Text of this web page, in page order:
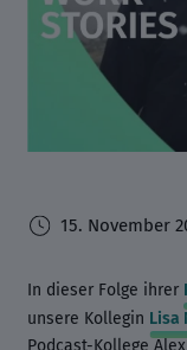
15. November
In dieser Folge ihrer
unsere Kollegin Lisa
Podcast-Kollege